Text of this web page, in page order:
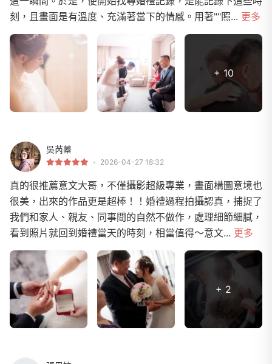
刻，且畫面是有溫度、充滿著當下的情感。用著""照... 更多
+ 10
吳芮蓁
2026-04-27 18:32
真的很推薦意文大哥，不僅攝影超級專業，畫面構圖意境也
很美，出來的作品更是超棒！！婚禮過程拍攝認真，捕捉了
我們和家人、親友、同事間的自然不做作，處理細節細膩，
看到照片就回到婚禮當天的時刻，相當值得～意文... 更多
+ 2